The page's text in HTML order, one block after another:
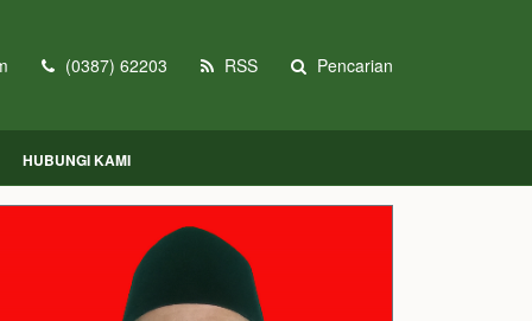
(0387) 62203 RSS Pencarian
HUBUNGI KAMI